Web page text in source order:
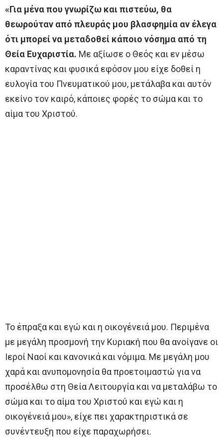
«Για μένα που γνωρίζω και πιστεύω, θα
θεωρούταν από πλευράς μου βλασφημία αν έλεγα
ότι μπορεί να μεταδοθεί κάποιο νόσημα από τη
Θεία Ευχαριστία. Με αξίωσε ο Θεός και εν μέσω
καραντίνας και φυσικά εφόσον μου είχε δοθεί η
ευλογία του Πνευματικού μου, μετάλαβα και αυτόν
εκείνο τον καιρό, κάποιες φορές το σώμα και το
αίμα του Χριστού.
Το έπραξα και εγώ και η οικογένειά μου. Περιμένα
με μεγάλη προσμονή την Κυριακή που θα ανοίγανε οι
Ιεροί Ναοί και κανονικά και νόμιμα. Με μεγάλη μου
χαρά και ανυπομονησία θα προετοιμαστώ για να
προσέλθω στη Θεία Λειτουργία και να μεταλάβω το
σώμα και το αίμα του Χριστού και εγώ και η
οικογένειά μου», είχε πει χαρακτηριστικά σε
συνέντευξη που είχε παραχωρήσει.